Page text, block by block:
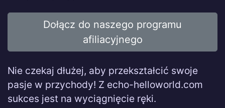
Dołącz do naszego programu
afiliacyjnego
Nie czekaj dłużej, aby przekształcić swoje
pasje w przychody! Z echo-helloworld.com
sukces jest na wyciągnięcie ręki.